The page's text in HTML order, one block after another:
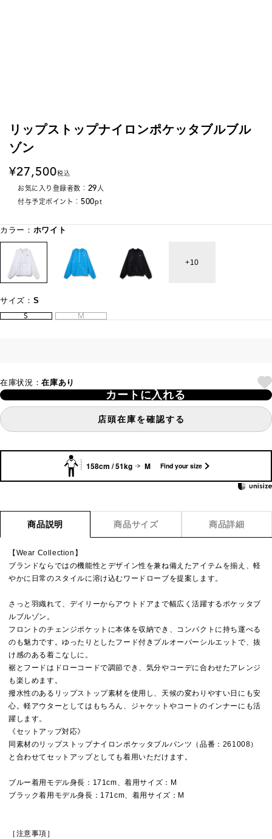
リップストップナイロンポケッタブルブル
ゾン
27,500税込
お気に入り登録者数： 29人
付与予定ポイント： 500pt
カラー： ホワイト
10
サイズ： S
S
M
在庫状況：在庫あり
カートに入れる
店頭在庫を確認する
158cm / 51kg M Find your size
商品説明 商品サイズ 商品詳細
【Wear Collection】
ブランドならではの機能性とデザイン性を兼ね備えたアイテムを揃え、軽
やかに日常のスタイルに溶け込むワードローブを提案します。
さっと羽織れて、デイリーからアウトドアまで幅広く活躍するポケッタブ
ルブルゾン。
フロントのチェンジポケットに本体を収納でき、コンパクトに持ち運べる
のも魅力です。ゆったりとしたフード付きプルオーバーシルエットで、抜
け感のある着こなしに。
裾とフードはドローコードで調節でき、気分やコーデに合わせたアレンジ
も楽しめます。
撥水性のあるリップストップ素材を使用し、天候の変わりやすい日にも安
心。軽アウターとしてはもちろん、ジャケットやコートのインナーにも活
躍します。
《セットアップ対応》
同素材のリップストップナイロンポケッタブルパンツ（品番：261008）
と合わせてセットアップとしても着用いただけます。
ブルー着用モデル身長：171cm、着用サイズ：M
ブラック着用モデル身長：171cm、着用サイズ：M
［注意事項］